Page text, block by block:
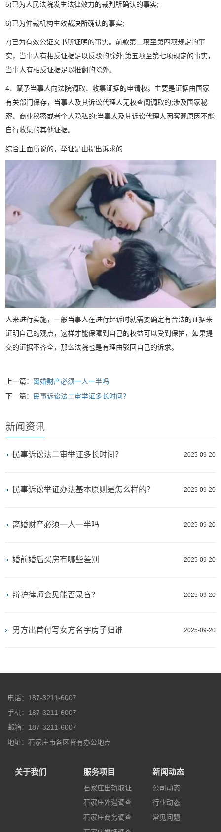
5)已为人民法院发生法律效力的裁判所确认的事实;
6)已为仲裁机构生效裁决所确认的事实;
7)已为有效公证文书所证明的事实。前款第二项至第四项规定的事
实，当事人有相反证据足以反驳的除外;第五项至第七项规定的事实，
当事人有相反证据足以推翻的除外。
4、赋予当事人向法院调取、收集证据的申请权。主要是证据由国家
有关部门保存，当事人及其诉讼代理人无权查阅调取的;涉及国家秘
密、商业秘密或者个人隐私的;当事人及其诉讼代理人因客观原因不能
自行收集的其他证据。
综合上面所说的，举证是由提出诉求的
人来进行实施，一般当事人在进行起诉时就需要确定有合法的证据来
证明自己的观点，这样才能保障到自己的权益可以受到保护，如果提
交的证据不齐全，那么法院也是有理由驳回自己的诉求。
上一篇： 离婚财产必须一人一半吗
下一篇：
民事诉讼法二审举证多长时间？
新闻资讯
2025-09-20
民事诉讼法二审举证多长时间？
2025-09-20
民事诉讼举证办法基本原则是怎么样的？
2025-09-20
离婚财产必须一人一半吗
2025-09-20
婚前婚后买房有哪些差别
2025-09-20
辩护律师会见能否录音？
2025-09-20
男方出首付写女方名字房子归谁
电话：187-3211-6007
手机：187-3211-6007
邮箱：187-3211-6007
地址：石家庄市各区皆有办公地点
关于我们 服务项目
石家庄出轨取证
石家庄外遇调查
石家庄商务调查
新闻动态
公司动态
行业动态
常见问题